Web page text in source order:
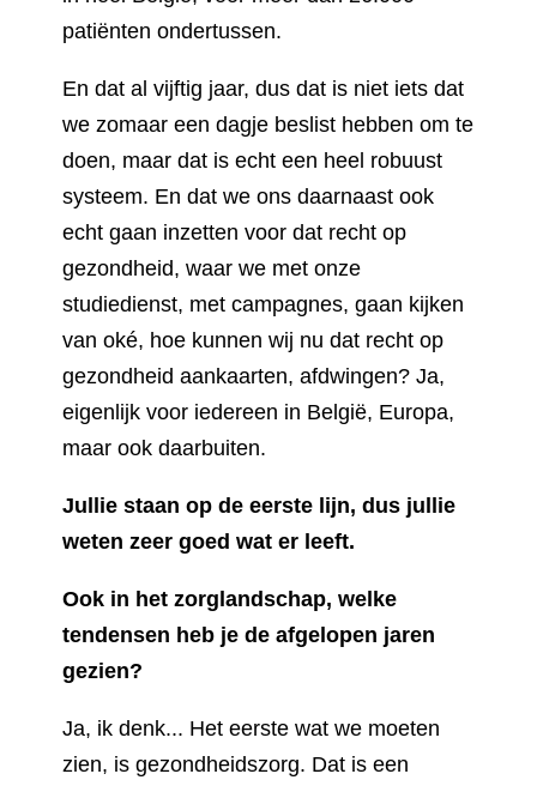
patiënten ondertussen.
En dat al vijftig jaar, dus dat is niet iets dat
we zomaar een dagje beslist hebben om te
doen, maar dat is echt een heel robuust
systeem. En dat we ons daarnaast ook
echt gaan inzetten voor dat recht op
gezondheid, waar we met onze
studiedienst, met campagnes, gaan kijken
van oké, hoe kunnen wij nu dat recht op
gezondheid aankaarten, afdwingen? Ja,
eigenlijk voor iedereen in België, Europa,
maar ook daarbuiten.
Jullie staan op de eerste lijn, dus jullie
weten zeer goed wat er leeft.
Ook in het zorglandschap, welke
tendensen heb je de afgelopen jaren
gezien?
Ja, ik denk... Het eerste wat we moeten
zien, is gezondheidszorg. Dat is een